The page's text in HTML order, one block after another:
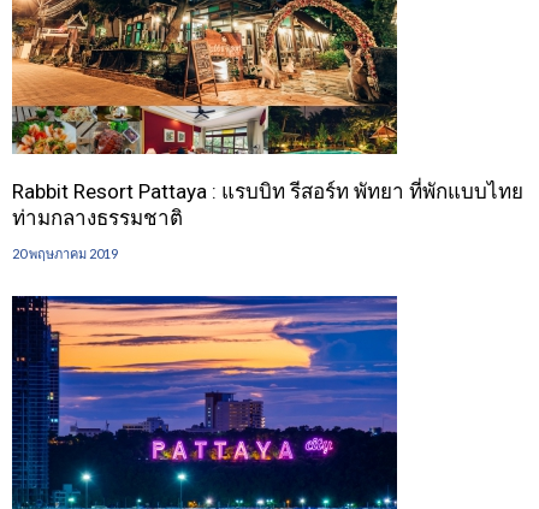
Rabbit Resort Pattaya : แรบบิท รีสอร์ท พัทยา ที่พักแบบไทย
ท่ามกลางธรรมชาติ
20 พฤษภาคม 2019